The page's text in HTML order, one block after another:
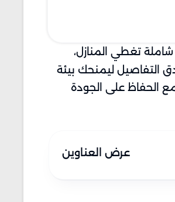
تغطي المنازل،
التفاصيل ليمنحك بيئة
ممكنة مع الحفاظ على الجودة
عرض العناوين